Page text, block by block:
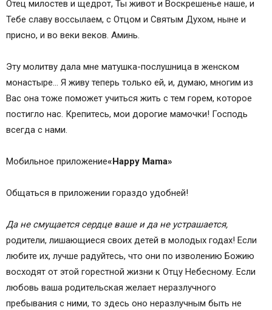
Отец милостев и щедрот, Ты живот и Воскрешенье наше, и
Тебе славу воссылаем, с Отцом и Святым Духом, ныне и
присно, и во веки веков. Аминь.
Эту молитву дала мне матушка-послушница в женском
монастыре… Я живу теперь только ей, и, думаю, многим из
Вас она тоже поможет учиться жить с тем горем, которое
постигло нас. Крепитесь, мои дорогие мамочки! Господь
всегда с нами.
Мобильное приложение«Happy Mama»
Общаться в приложении гораздо удобней!
Да не смущается сердце ваше и да не устрашается,
родители, лишающиеся своих детей в молодых годах! Если
любите их, лучше радуйтесь, что они по изволению Божию
восходят от этой горестной жизни к Отцу Небесному. Если
любовь ваша родительская желает неразлучного
пребывания с ними, то здесь оно неразлучным быть не